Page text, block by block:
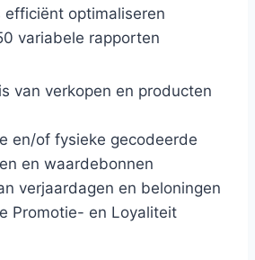
efficiënt optimaliseren
variabele rapporten
van verkopen en producten
en/of fysieke gecodeerde
en waardebonnen
verjaardagen en beloningen
Promotie- en Loyaliteit